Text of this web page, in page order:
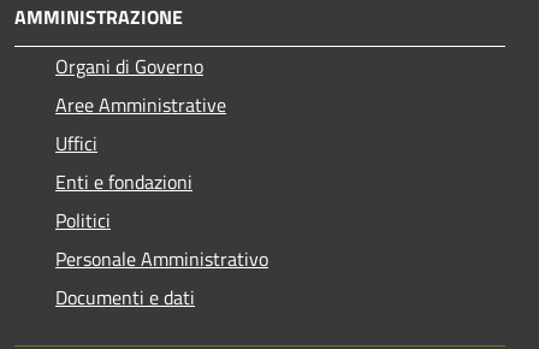
AMMINISTRAZIONE
Organi di Governo
Aree Amministrative
Uffici
Enti e fondazioni
Politici
Personale Amministrativo
Documenti e dati